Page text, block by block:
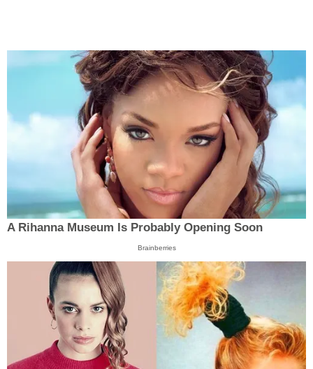
A Rihanna Museum Is Probably Opening Soon
Brainberries